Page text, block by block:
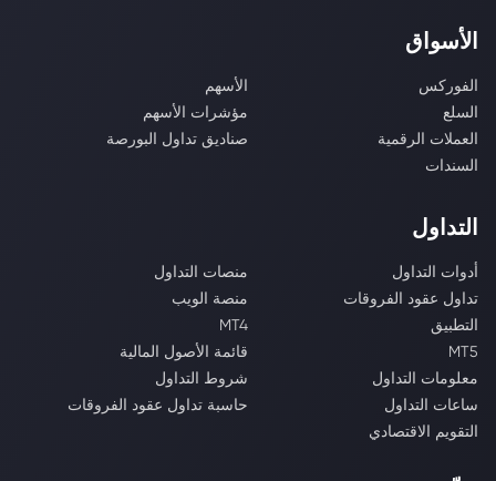
الأسواق
الفوركس
الأسهم
السلع
مؤشرات الأسهم
العملات الرقمية
صناديق تداول البورصة
السندات
التداول
أدوات التداول
منصات التداول
تداول عقود الفروقات
منصة الويب
التطبيق
MT4
MT5
قائمة الأصول المالية
معلومات التداول
شروط التداول
ساعات التداول
حاسبة تداول عقود الفروقات
التقويم الاقتصادي